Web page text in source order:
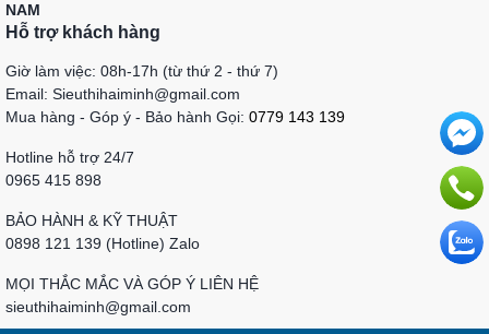
NAM
Hỗ trợ khách hàng
Giờ làm việc: 08h-17h (từ thứ 2 - thứ 7)
Email: Sieuthihaiminh@gmail.com
Mua hàng - Góp ý - Bảo hành Gọi: 0779 143 139
Hotline hỗ trợ 24/7
0965 415 898
BẢO HÀNH & KỸ THUẬT
0898 121 139 (Hotline) Zalo
MỌI THẮC MẮC VÀ GÓP Ý LIÊN HỆ
sieuthihaiminh@gmail.com